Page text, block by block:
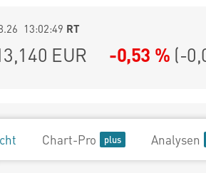
13:02:49 RT
EUR -0,53 % (-
Chart-Pro Analysen